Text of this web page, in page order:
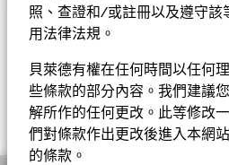
照、查證和/或註冊以及遵守該
用法律法規。
貝萊德有權在任何時間以任何
些條款的部分內容。我們建議
解所作的任何更改。此等修改
們對條款作出更改後進入本網
的條款。
重要提示︰
• 基金投資於股票，較大的股票價
投資集中於歐洲經濟及貨幣聯盟成
比，其波動性或會較高。
• 基金需承受貨幣匯率風險、小型
或然可換股債券風險。
• 基金可運用衍生工具作對沖及投資